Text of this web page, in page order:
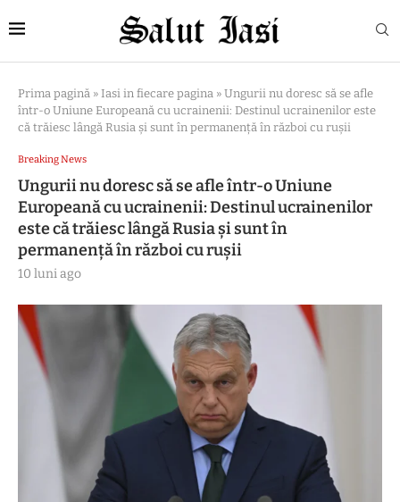
Prima pagină » Iasi in fiecare pagina » Ungurii nu doresc să se afle
într-o Uniune Europeană cu ucrainenii: Destinul ucrainenilor este
că trăiesc lângă Rusia și sunt în permanență în război cu rușii
Breaking News
Ungurii nu doresc să se afle într-o Uniune
Europeană cu ucrainenii: Destinul ucrainenilor
este că trăiesc lângă Rusia și sunt în
permanență în război cu rușii
10 luni ago